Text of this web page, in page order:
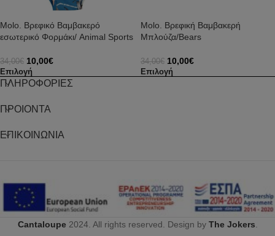
Molo. Βρεφικό Βαμβακερό
εσωτερικό Φορμάκι/ Animal Sports
34,00€ 10,00€
Επιλογή
Molo. Βρεφική Βαμβακερή
Μπλούζα/Bears
34,00€ 10,00€
Επιλογή
ΠΛΗΡΟΦΟΡΙΕΣ
ΠΡΟΙΟΝΤΑ
ΕΠΙΚΟΙΝΩΝΙΑ
Cantaloupe 2024. All rights reserved. Design by The Jokers